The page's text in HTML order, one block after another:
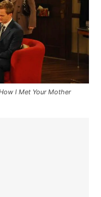
I Met Your Mother